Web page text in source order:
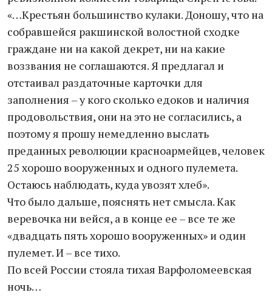
«…Крестьян большинство кулаки. Доношу, что на
собравшейся ракшинской волостной сходке
граждане ни на какой декрет, ни на какие
воззвания не соглашаются. Я предлагал и
отстаивал раздаточные карточки для
заполнения – у кого сколько едоков и наличия
продовольствия, они на это не согласились, а
поэтому я прошу немедленно выслать
преданных революции красноармейцев, человек
25 хорошо вооруженных и одного пулемета.
Остаюсь наблюдать, куда увозят хлеб».
Что было дальше, пояснять нет смысла. Как
веревочка ни вейся, а в конце ее – все те же
«двадцать пять хорошо вооруженных» и один
пулемет. И – все тихо.
По всей России стояла тихая Варфоломеевская
ночь…